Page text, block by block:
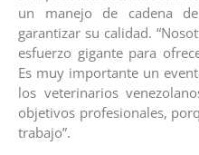
un manejo de cadena
garantizar su calidad.
esfuerzo gigante para
Es muy importante un
los veterinarios
objetivos profesionales,
trabajo”.